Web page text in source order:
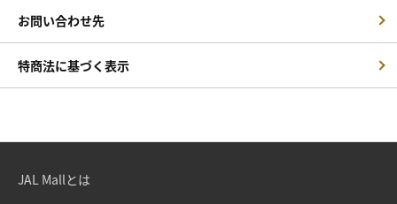
お問い合わせ先
特商法に基づく表示
JAL Mallとは